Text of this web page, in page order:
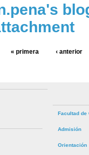
« primera ‹ anterior
Facultad de
Admisión
Orientación